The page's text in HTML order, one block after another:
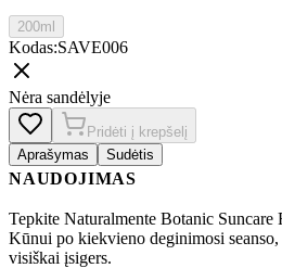
200ml
Kodas:SAVE006
Nėra sandėlyje
Pridėti į krepšelį
Aprašymas
Sudėtis
NAUDOJIMAS
Tepkite Naturalmente Botanic
Kūnui po kiekvieno deginimosi
visiškai įsigers.